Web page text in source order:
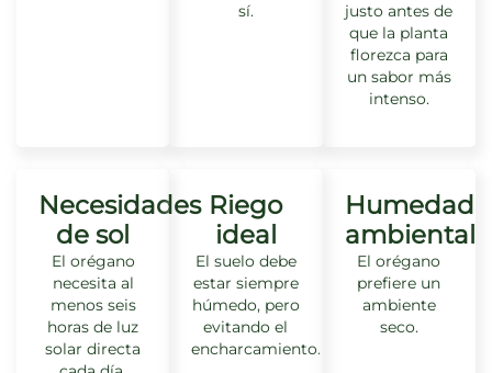
sí.
justo antes de
que la planta
florezca para
un sabor más
intenso.
Necesidades
de sol
El orégano
necesita al
menos seis
horas de luz
solar directa
Riego
ideal
El suelo debe
estar siempre
húmedo, pero
evitando el
encharcamiento.
Humedad
ambiental
El orégano
prefiere un
ambiente
seco.